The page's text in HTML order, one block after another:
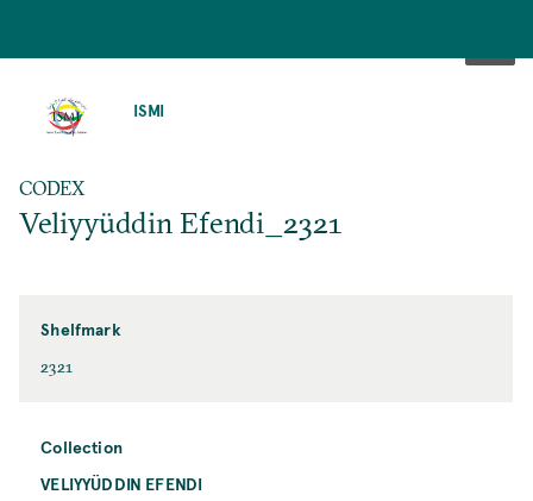
ISMI
CODEX
Veliyyüddin Efendi_2321
Shelfmark
2321
Collection
VELIYYÜDDIN EFENDI